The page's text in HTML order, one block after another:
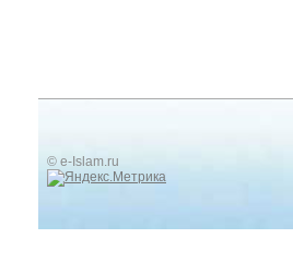
© e-Islam.ru